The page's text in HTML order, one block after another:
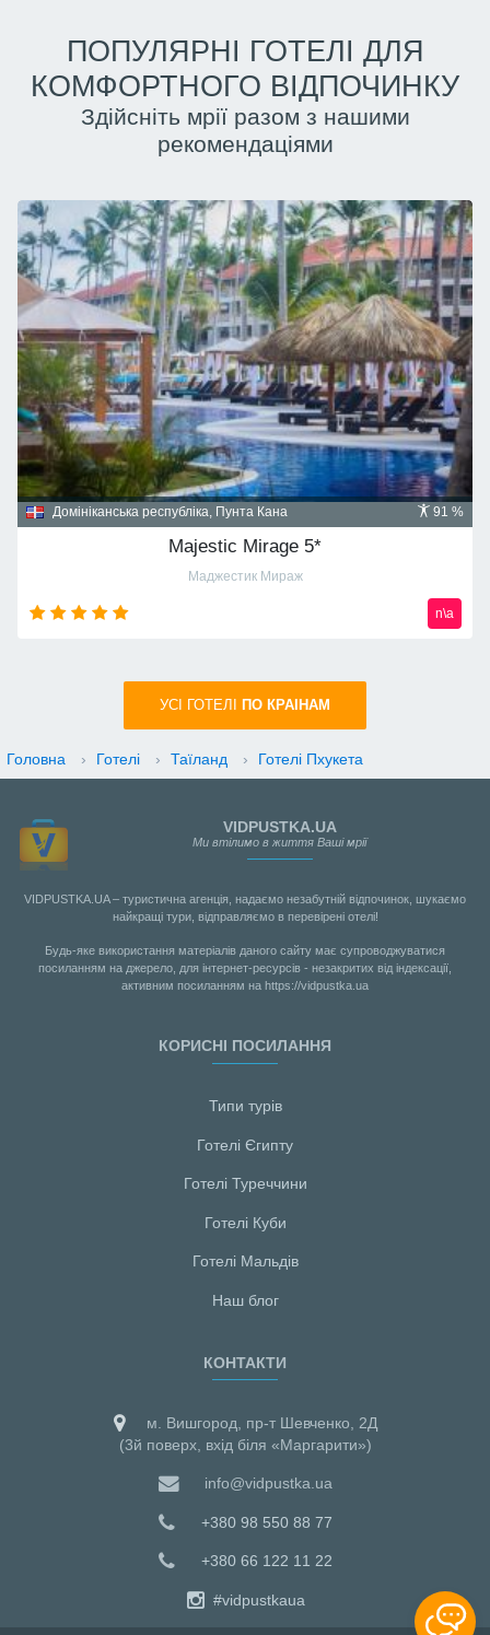
ПОПУЛЯРНІ ГОТЕЛІ ДЛЯ
КОМФОРТНОГО ВІДПОЧИНКУ
Здійсніть мрії разом з нашими
рекомендаціями
91 %
Домініканська республіка, Пунта Кана
Majestic Mirage 5*
Маджестик Мираж
n\a
УСI ГОТЕЛІ ПО КРАIНАМ
Головна › Готелі › Таїланд › Готелі Пхукета
VIDPUSTKA.UA
Ми втілимо в життя Ваші мрії
VIDPUSTKA.UA – туристична агенція, надаємо незабутній відпочинок, шукаємо
найкращі тури, відправляємо в перевірені отелі!
Будь-яке використання матеріалів даного сайту має супроводжуватися
посиланням на джерело, для інтернет-ресурсів - незакритих від індексації,
активним посиланням на https://vidpustka.ua
КОРИСНІ ПОСИЛАННЯ
Типи турів
Готелі Єгипту
Готелі Туреччини
Готелі Куби
Готелі Мальдiв
Наш блог
КОНТАКТИ
м. Вишгород, пр-т Шевченко, 2Д
(3й поверх, вхід біля «Маргарити»)
info@vidpustka.ua
+380 98 550 88 77
+380 66 122 11 22
#vidpustkaua